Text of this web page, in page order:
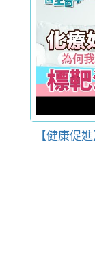
【健康促